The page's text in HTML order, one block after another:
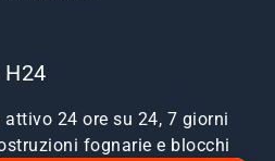
24 ore su 24, 7 giorni
fognarie e blocchi